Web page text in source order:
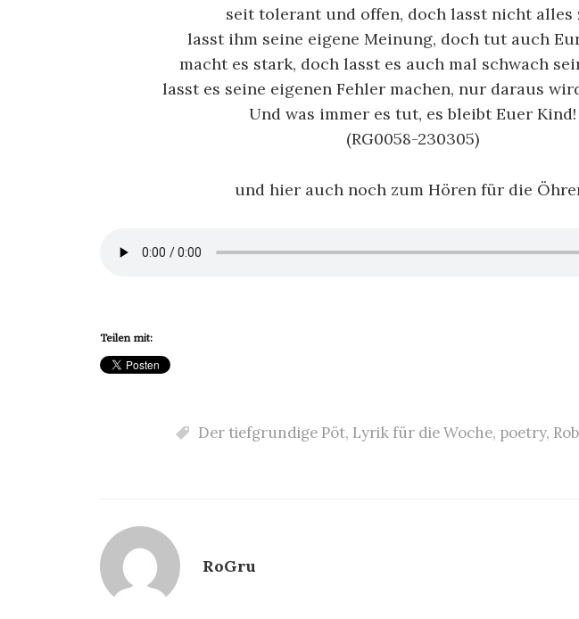
seit tolerant und offen, doch lasst nicht alles
lasst ihm seine eigene Meinung, doch tut auch
macht es stark, doch lasst es auch mal schwach
lasst es seine eigenen Fehler machen, nur daraus
Und was immer es tut, es bleibt Euer Kind!
(RG0058-230305)
und hier auch noch zum Hören für die
Teilen mit:
Der tiefgrundige Pöt, Lyrik für die Woche, poetry,
RoGru